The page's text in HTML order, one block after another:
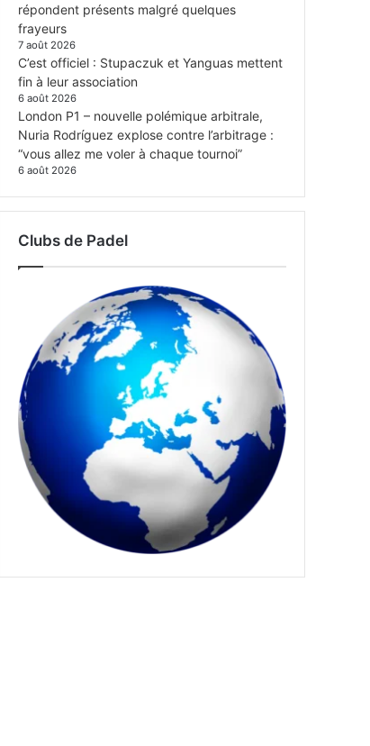
répondent présents malgré quelques
frayeurs
7 août 2026
C’est officiel : Stupaczuk et Yanguas mettent
fin à leur association
6 août 2026
London P1 – nouvelle polémique arbitrale,
Nuria Rodríguez explose contre l’arbitrage :
“vous allez me voler à chaque tournoi”
6 août 2026
Clubs de Padel